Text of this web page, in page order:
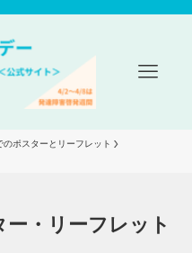
のポスターとリーフレット
・リーフレット